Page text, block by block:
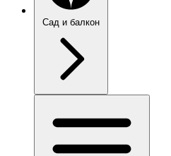
Сад и балкон